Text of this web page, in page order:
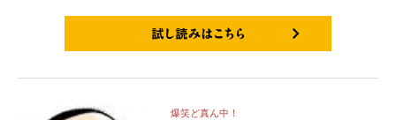
爆笑ど真ん中！